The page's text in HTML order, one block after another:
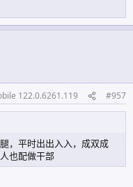
122.0.6261.119 #957
，平时出出入入，成双成
也配做干部